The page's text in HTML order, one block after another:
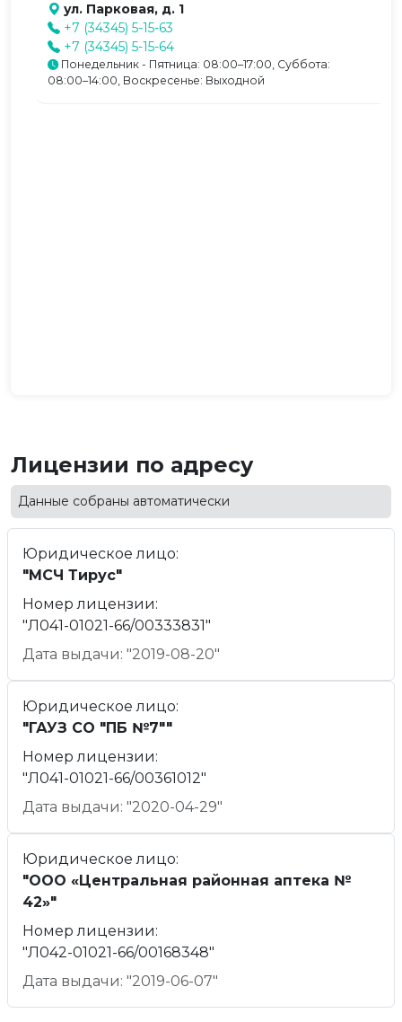
ул. Парковая, д. 1
+7 (34345) 5-15-63
+7 (34345) 5-15-64
Понедельник - Пятница: 08:00–17:00, Суббота:
08:00–14:00, Воскресенье: Выходной
Лицензии по адресу
Данные собраны автоматически
Юридическое лицо:
"МСЧ Тирус"
Номер лицензии:
"Л041-01021-66/00333831"
Дата выдачи: "2019-08-20"
Юридическое лицо:
"ГАУЗ СО "ПБ №7""
Номер лицензии:
"Л041-01021-66/00361012"
Дата выдачи: "2020-04-29"
Юридическое лицо:
"ООО «Центральная районная аптека №
42»"
Номер лицензии:
"Л042-01021-66/00168348"
Дата выдачи: "2019-06-07"